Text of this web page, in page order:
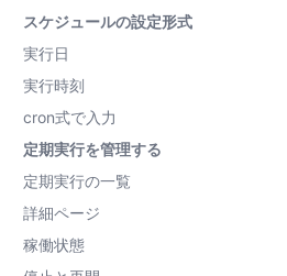
スケジュールの設定形式
実行日
実行時刻
cron式で入力
定期実行を管理する
定期実行の一覧
詳細ページ
稼働状態